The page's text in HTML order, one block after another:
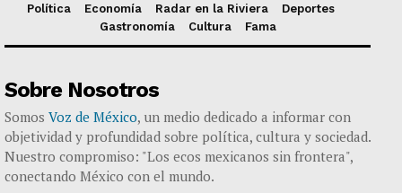
Política Economía Radar en la Riviera
Deportes
Gastronomía
Cultura Fama
Sobre Nosotros
Somos Voz de México, un medio dedicado a informar con
objetividad y profundidad sobre política, cultura y sociedad.
Nuestro compromiso: "Los ecos mexicanos sin frontera",
conectando México con el mundo.